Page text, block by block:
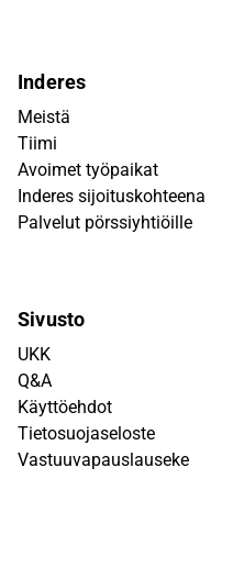
Inderes
Meistä
Tiimi
Avoimet työpaikat
Inderes sijoituskohteena
Palvelut pörssiyhtiöille
Sivusto
UKK
Q&A
Käyttöehdot
Tietosuojaseloste
Vastuuvapauslauseke